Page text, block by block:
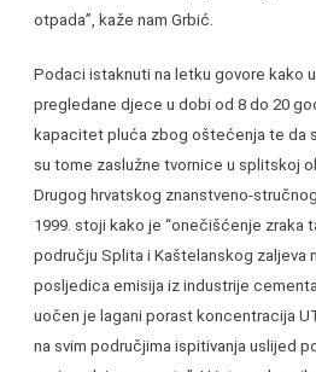
otpada”, kaže nam Grbić.
Podaci istaknuti na letku govore kako
pregledane djece u dobi od 8 do 20
kapacitet pluća zbog oštećenja te da
su tome zaslužne tvornice u splitskoj
Drugog hrvatskog znanstveno-
1999. stoji kako je “onečišćenje zraka
području Splita i Kaštelanskog zaljeva
posljedica emisija iz industrije
uočen je lagani porast koncentracija
na svim područjima ispitivanja uslijed